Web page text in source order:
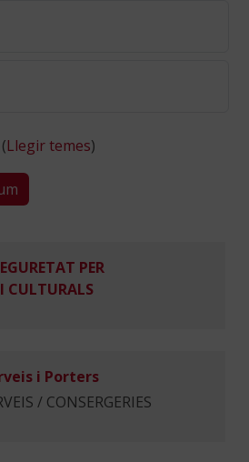
Llegir temes)
PER
CULTURALS
i Porters
/ CONSERGERIES